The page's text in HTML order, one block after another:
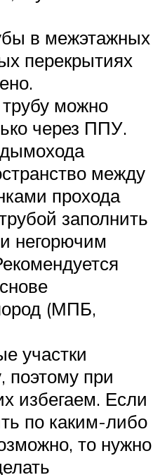
в межэтажных
перекрытиях
трубу можно
через ППУ.
между
прохода
заполнить
негорючим
(МПБ,
участки
поэтому при
избегаем. Если
по каким-либо
то нужно